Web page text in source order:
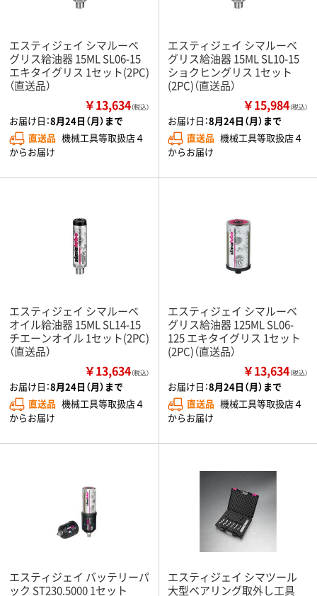
エスティジェイ シマルーベ
グリス給油器 15ML SL06-15
エキタイグリス 1セット(2PC)
（直送品）
￥13,634（税込）
お届け日：8月24日（月）まで
直送品 機械工具等取扱店４
からお届け
エスティジェイ シマルーベ
グリス給油器 15ML SL10-15
ショクヒングリス 1セット
(2PC)（直送品）
￥15,984（税込）
お届け日：8月24日（月）まで
直送品 機械工具等取扱店４
からお届け
エスティジェイ シマルーベ
オイル給油器 15ML SL14-15
チエーンオイル 1セット(2PC)
（直送品）
￥13,634（税込）
お届け日：8月24日（月）まで
直送品 機械工具等取扱店４
からお届け
エスティジェイ シマルーベ
グリス給油器 125ML SL06-
125 エキタイグリス 1セット
(2PC)（直送品）
￥13,634（税込）
お届け日：8月24日（月）まで
直送品 機械工具等取扱店４
からお届け
エスティジェイ バッテリーパ
ック ST230.5000 1セット
エスティジェイ シマツール
大型ベアリング取外し工具